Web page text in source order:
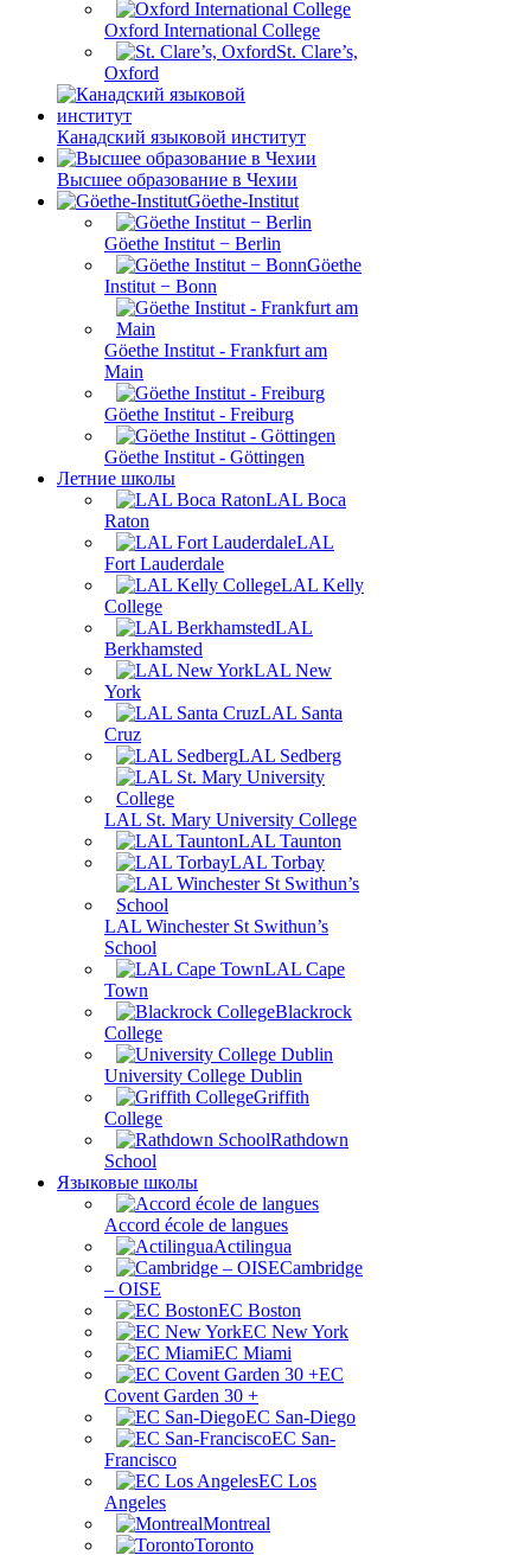
Oxford International College
St. Clare’s,
Oxford
Канадский языковой институт
Высшее образование в Чехии
Göethe-Institut
Göethe Institut − Berlin
Göethe
Institut − Bonn
Göethe Institut - Frankfurt am
Main
Göethe Institut - Freiburg
Göethe Institut - Göttingen
Летние школы
LAL Boca
Raton
LAL
Fort Lauderdale
LAL Kelly
College
LAL
Berkhamsted
LAL New
York
LAL Santa
Cruz
LAL Sedberg
LAL St. Mary University College
LAL Taunton
LAL Torbay
LAL Winchester St Swithun’s
School
LAL Cape
Town
Blackrock
College
University College Dublin
Griffith
College
Rathdown
School
Языковые школы
Accord école de langues
Actilingua
Cambridge
– OISE
EC Boston
EC New York
EC Miami
ЕС
Covent Garden 30 +
EC San-Diego
EC San-
Francisco
EC Los
Angeles
Montreal
Toronto